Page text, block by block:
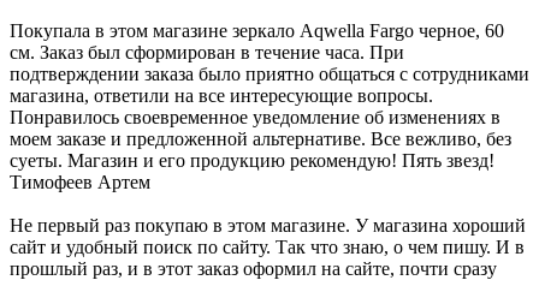
Покупала в этом магазине зеркало Aqwella Fargo черное, 60
см. Заказ был сформирован в течение часа. При
подтверждении заказа было приятно общаться с сотрудниками
магазина, ответили на все интересующие вопросы.
Понравилось своевременное уведомление об изменениях в
моем заказе и предложенной альтернативе. Все вежливо, без
суеты. Магазин и его продукцию рекомендую! Пять звезд!
Тимофеев Артем
Не первый раз покупаю в этом магазине. У магазина хороший
сайт и удобный поиск по сайту. Так что знаю, о чем пишу. И в
прошлый раз, и в этот заказ оформил на сайте, почти сразу